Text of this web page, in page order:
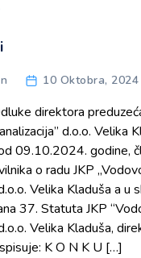
10 Oktobra, 2024
direktora
d.o.o. Velika
09.10.2024. godine,
o radu JKP
Velika Kladuša a u
37. Statuta JKP
Velika Kladuša,
K O N K U […]